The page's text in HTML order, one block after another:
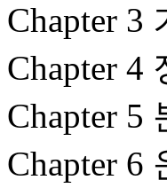
Chapter 3
Chapter 4
Chapter 5
Chapter 6